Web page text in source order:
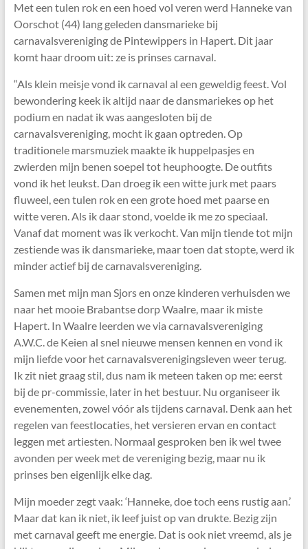
Met een tulen rok en een hoed vol veren werd Hanneke van
Oorschot (44) lang geleden dansmarieke bij
carnavalsvereniging de Pintewippers in Hapert. Dit jaar
komt haar droom uit: ze is prinses carnaval.
“Als klein meisje vond ik carnaval al een geweldig feest. Vol
bewondering keek ik altijd naar de dansmariekes op het
podium en nadat ik was aangesloten bij de
carnavalsvereniging, mocht ik gaan optreden. Op
traditionele marsmuziek maakte ik huppelpasjes en
zwierden mijn benen soepel tot heuphoogte. De outfits
vond ik het leukst. Dan droeg ik een witte jurk met paars
fluweel, een tulen rok en een grote hoed met paarse en
witte veren. Als ik daar stond, voelde ik me zo speciaal.
Vanaf dat moment was ik verkocht. Van mijn tiende tot mijn
zestiende was ik dansmarieke, maar toen dat stopte, werd ik
minder actief bij de carnavalsvereniging.
Samen met mijn man Sjors en onze kinderen verhuisden we
naar het mooie Brabantse dorp Waalre, maar ik miste
Hapert. In Waalre leerden we via carnavalsvereniging
A.W.C. de Keien al snel nieuwe mensen kennen en vond ik
mijn liefde voor het carnavalsverenigingsleven weer terug.
Ik zit niet graag stil, dus nam ik meteen taken op me: eerst
bij de pr-commissie, later in het bestuur. Nu organiseer ik
evenementen, zowel vóór als tijdens carnaval. Denk aan het
regelen van feestlocaties, het versieren ervan en contact
leggen met artiesten. Normaal gesproken ben ik wel twee
avonden per week met de vereniging bezig, maar nu ik
prinses ben eigenlijk elke dag.
Mijn moeder zegt vaak: ‘Hanneke, doe toch eens rustig aan.’
Maar dat kan ik niet, ik leef juist op van drukte. Bezig zijn
met carnaval geeft me energie. Dat is ook niet vreemd, als je